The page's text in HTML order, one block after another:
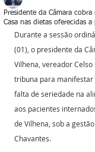
Presidente da Câmara
Casa nas dietas oferecidas a
Durante a sessão
(01), o presidente da
Vilhena, vereador
tribuna para manifestar
falta de seriedade na
aos pacientes
de Vilhena, sob a
Chavantes.